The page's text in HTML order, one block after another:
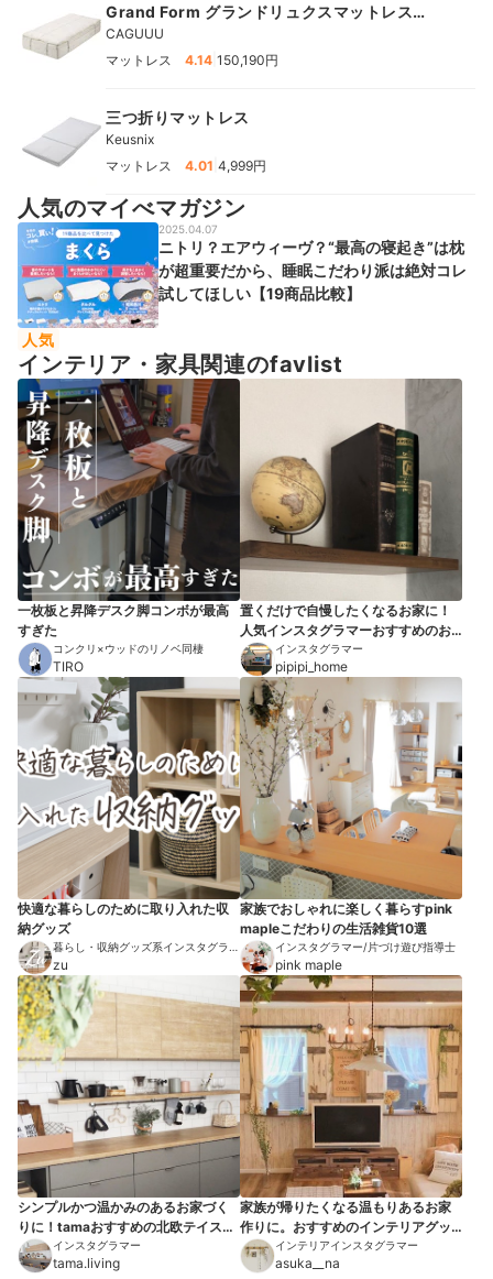
Grand Form グランドリュクスマットレス
PLUS
CAGUUU
マットレス
4.14 150,190円
三つ折りマットレス
Keusnix
マットレス
4.01 4,999円
人気のマイべマガジン
2025.04.07
ニトリ？エアウィーヴ？“最高の寝起き”は枕
が超重要だから、睡眠こだわり派は絶対コレ
試してほしい【19商品比較】
人気
インテリア・家具関連のfavlist
一枚板と昇降デスク脚コンボが最高
すぎた
コンクリ×ウッドのリノベ同棲
TIRO
置くだけで自慢したくなるお家に！
人気インスタグラマーおすすめのお
しゃれなインテリアアイテム10選
インスタグラマー
pipipi_home
快適な暮らしのために取り入れた収
納グッズ
暮らし・収納グッズ系インスタグラマ
ー
zu
家族でおしゃれに楽しく暮らすpink
mapleこだわりの生活雑貨10選
インスタグラマー/片づけ遊び指導士
pink maple
シンプルかつ温かみのあるお家づく
りに！tamaおすすめの北欧テイスト
アイテム10選
インスタグラマー
tama.living
家族が帰りたくなる温もりあるお家
作りに。おすすめのインテリアグッ
ズ10選インテリアインスタグラマー
asuka__na